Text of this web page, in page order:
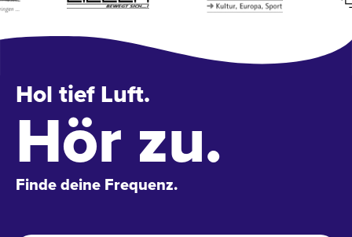
Hol tief Luft.
Hör zu.
Finde deine Frequenz.